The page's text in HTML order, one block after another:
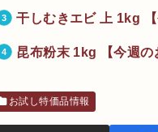
干しむきエビ 上 1kg
昆布粉末 1kg 【今週
お試し特価品情報